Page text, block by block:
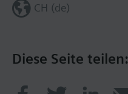
Diese Seite teilen:
CH (de)